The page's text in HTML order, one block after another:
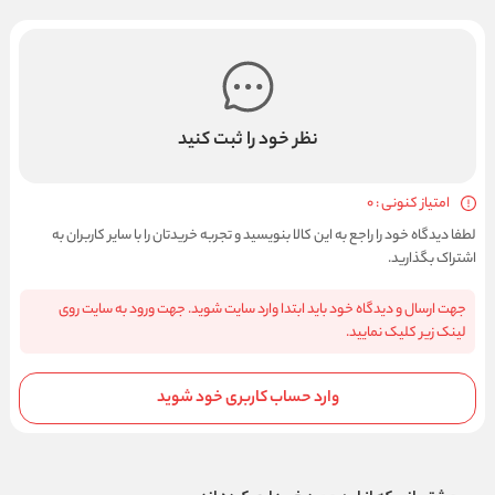
نظر خود را ثبت کنید
امتیاز کنونی : 0
لطفا دیدگاه خود را راجع به این کالا بنویسید و تجربه خریدتان را با سایر کاربران به
اشتراک بگذارید.
جهت ارسال و دیدگاه خود باید ابتدا وارد سایت شوید. جهت ورود به سایت روی
لینک زیر کلیک نمایید.
وارد حساب کاربری خود شوید